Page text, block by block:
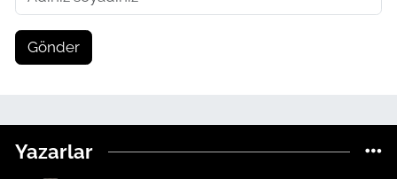
Gönder
Yazarlar